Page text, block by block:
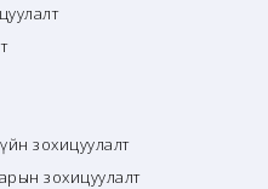
зохицуулалт
зохицуулалт